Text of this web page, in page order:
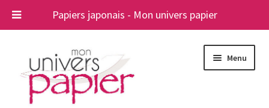
Papiers japonais - Mon univers papier
navigation
contenu
Menu